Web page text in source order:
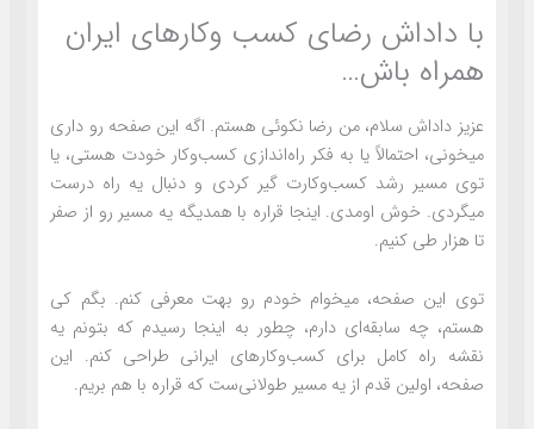
با داداش رضای کسب وکارهای ایران
همراه باش…
عزیز داداش سلام، من رضا نکوئی هستم. اگه این صفحه رو داری
میخونی، احتمالاً یا به فکر راه‌اندازی کسب‌وکار خودت هستی، یا
توی مسیر رشد کسب‌وکارت گیر کردی و دنبال یه راه درست
میگردی. خوش اومدی. اینجا قراره با همدیگه یه مسیر رو از صفر
تا هزار طی کنیم.
توی این صفحه، میخوام خودم رو بهت معرفی کنم. بگم کی
هستم، چه سابقه‌ای دارم، چطور به اینجا رسیدم که بتونم یه
نقشه راه کامل برای کسب‌وکارهای ایرانی طراحی کنم. این
صفحه، اولین قدم از یه مسیر طولانی‌ست که قراره با هم بریم.